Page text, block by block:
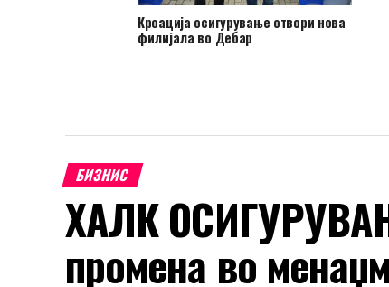
Кроација осигурување отвори нова
филијала во Дебар
БИЗНИС
ХАЛК
промена во